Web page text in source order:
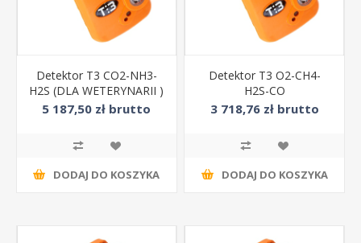
Detektor T3 CO2-NH3-
H2S (DLA WETERYNARII )
5 187,50 zł brutto
DODAJ DO KOSZYKA
Detektor T3 O2-CH4-
H2S-CO
3 718,76 zł brutto
DODAJ DO KOSZYKA